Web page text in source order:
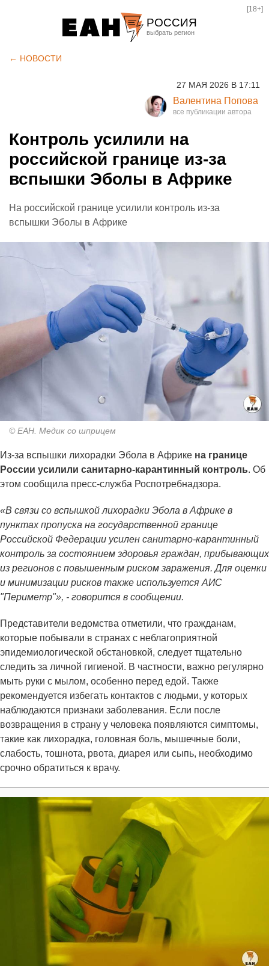
РОССИЯ
Курган
Оренбург
[18+]
← НОВОСТИ
27 МАЯ 2026 В 17:11
Валентина Попова
Контроль усилили на
российской границе из-за
вспышки Эболы в Африке
На российской границе усилили контроль из-за
вспышки Эболы в Африке
© ЕАН. Медик со шприцем
Из-за вспышки лихорадки Эбола в Африке на границе
России усилили санитарно-карантинный контроль. Об
этом сообщила пресс-служба Роспотребнадзора.
«В связи со вспышкой лихорадки Эбола в Африке в
пунктах пропуска на государственной границе
Российской Федерации усилен санитарно-карантинный
контроль за состоянием здоровья граждан, прибывающих
из регионов с повышенным риском заражения. Для оценки
и минимизации рисков также используется АИС
"Периметр"», - говорится в сообщении.
Представители ведомства отметили, что гражданам,
которые побывали в странах с неблагоприятной
эпидемиологической обстановкой, следует тщательно
следить за личной гигиеной. В частности, важно регулярно
мыть руки с мылом, особенно перед едой. Также
рекомендуется избегать контактов с людьми, у которых
наблюдаются признаки заболевания. Если после
возвращения в страну у человека появляются симптомы,
такие как лихорадка, головная боль, мышечные боли,
слабость, тошнота, рвота, диарея или сыпь, необходимо
срочно обратиться к врачу.